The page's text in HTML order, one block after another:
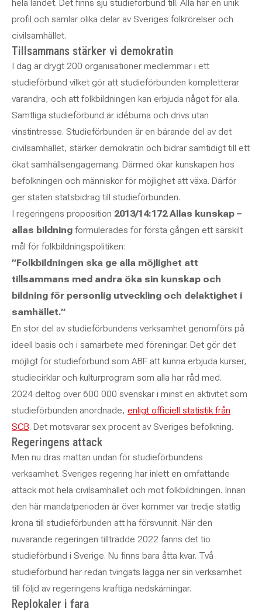
hela landet. Det finns sju studieförbund till. Alla har en unik
profil och samlar olika delar av Sveriges folkrörelser och
civilsamhället.
Tillsammans stärker vi demokratin
I dag är drygt 200 organisationer medlemmar i ett
studieförbund vilket gör att studieförbunden kompletterar
varandra, och att folkbildningen kan erbjuda något för alla.
Samtliga studieförbund är idéburna och drivs utan
vinstintresse. Studieförbunden är en bärande del av det
civilsamhället, stärker demokratin och bidrar samtidigt till ett
ökat samhällsengagemang. Därmed ökar kunskapen hos
befolkningen och människor för möjlighet att växa. Därför
ger staten statsbidrag till studieförbunden.
I regeringens proposition 2013/14:172 Allas kunskap –
allas bildning formulerades för första gången ett särskilt
mål för folkbildningspolitiken:
”Folkbildningen ska ge alla möjlighet att
tillsammans med andra öka sin kunskap och
bildning för personlig utveckling och delaktighet i
samhället.”
En stor del av studieförbundens verksamhet genomförs på
ideell basis och i samarbete med föreningar. Det gör det
möjligt för studieförbund som ABF att kunna erbjuda kurser,
studiecirklar och kulturprogram som alla har råd med.
2024 deltog över 600 000 svenskar i minst en aktivitet som
studieförbunden anordnade, enligt officiell statistik från
SCB. Det motsvarar sex procent av Sveriges befolkning.
Regeringens attack
Men nu dras mattan undan för studieförbundens
verksamhet. Sveriges regering har inlett en omfattande
attack mot hela civilsamhället och mot folkbildningen. Innan
den här mandatperioden är över kommer var tredje statlig
krona till studieförbunden att ha försvunnit. När den
nuvarande regeringen tillträdde 2022 fanns det tio
studieförbund i Sverige. Nu finns bara åtta kvar. Två
studieförbund har redan tvingats lägga ner sin verksamhet
till följd av regeringens kraftiga nedskärningar.
Replokaler i fara